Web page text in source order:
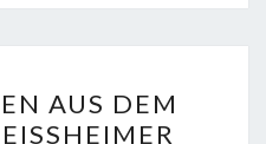
AUS AUS DEM
B